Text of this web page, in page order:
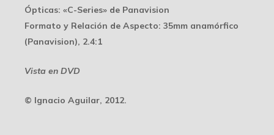
Ópticas: «C-Series» de Panavision
Formato y Relación de Aspecto: 35mm anamórfico
(Panavision), 2.4:1
Vista en DVD
© Ignacio Aguilar, 2012.